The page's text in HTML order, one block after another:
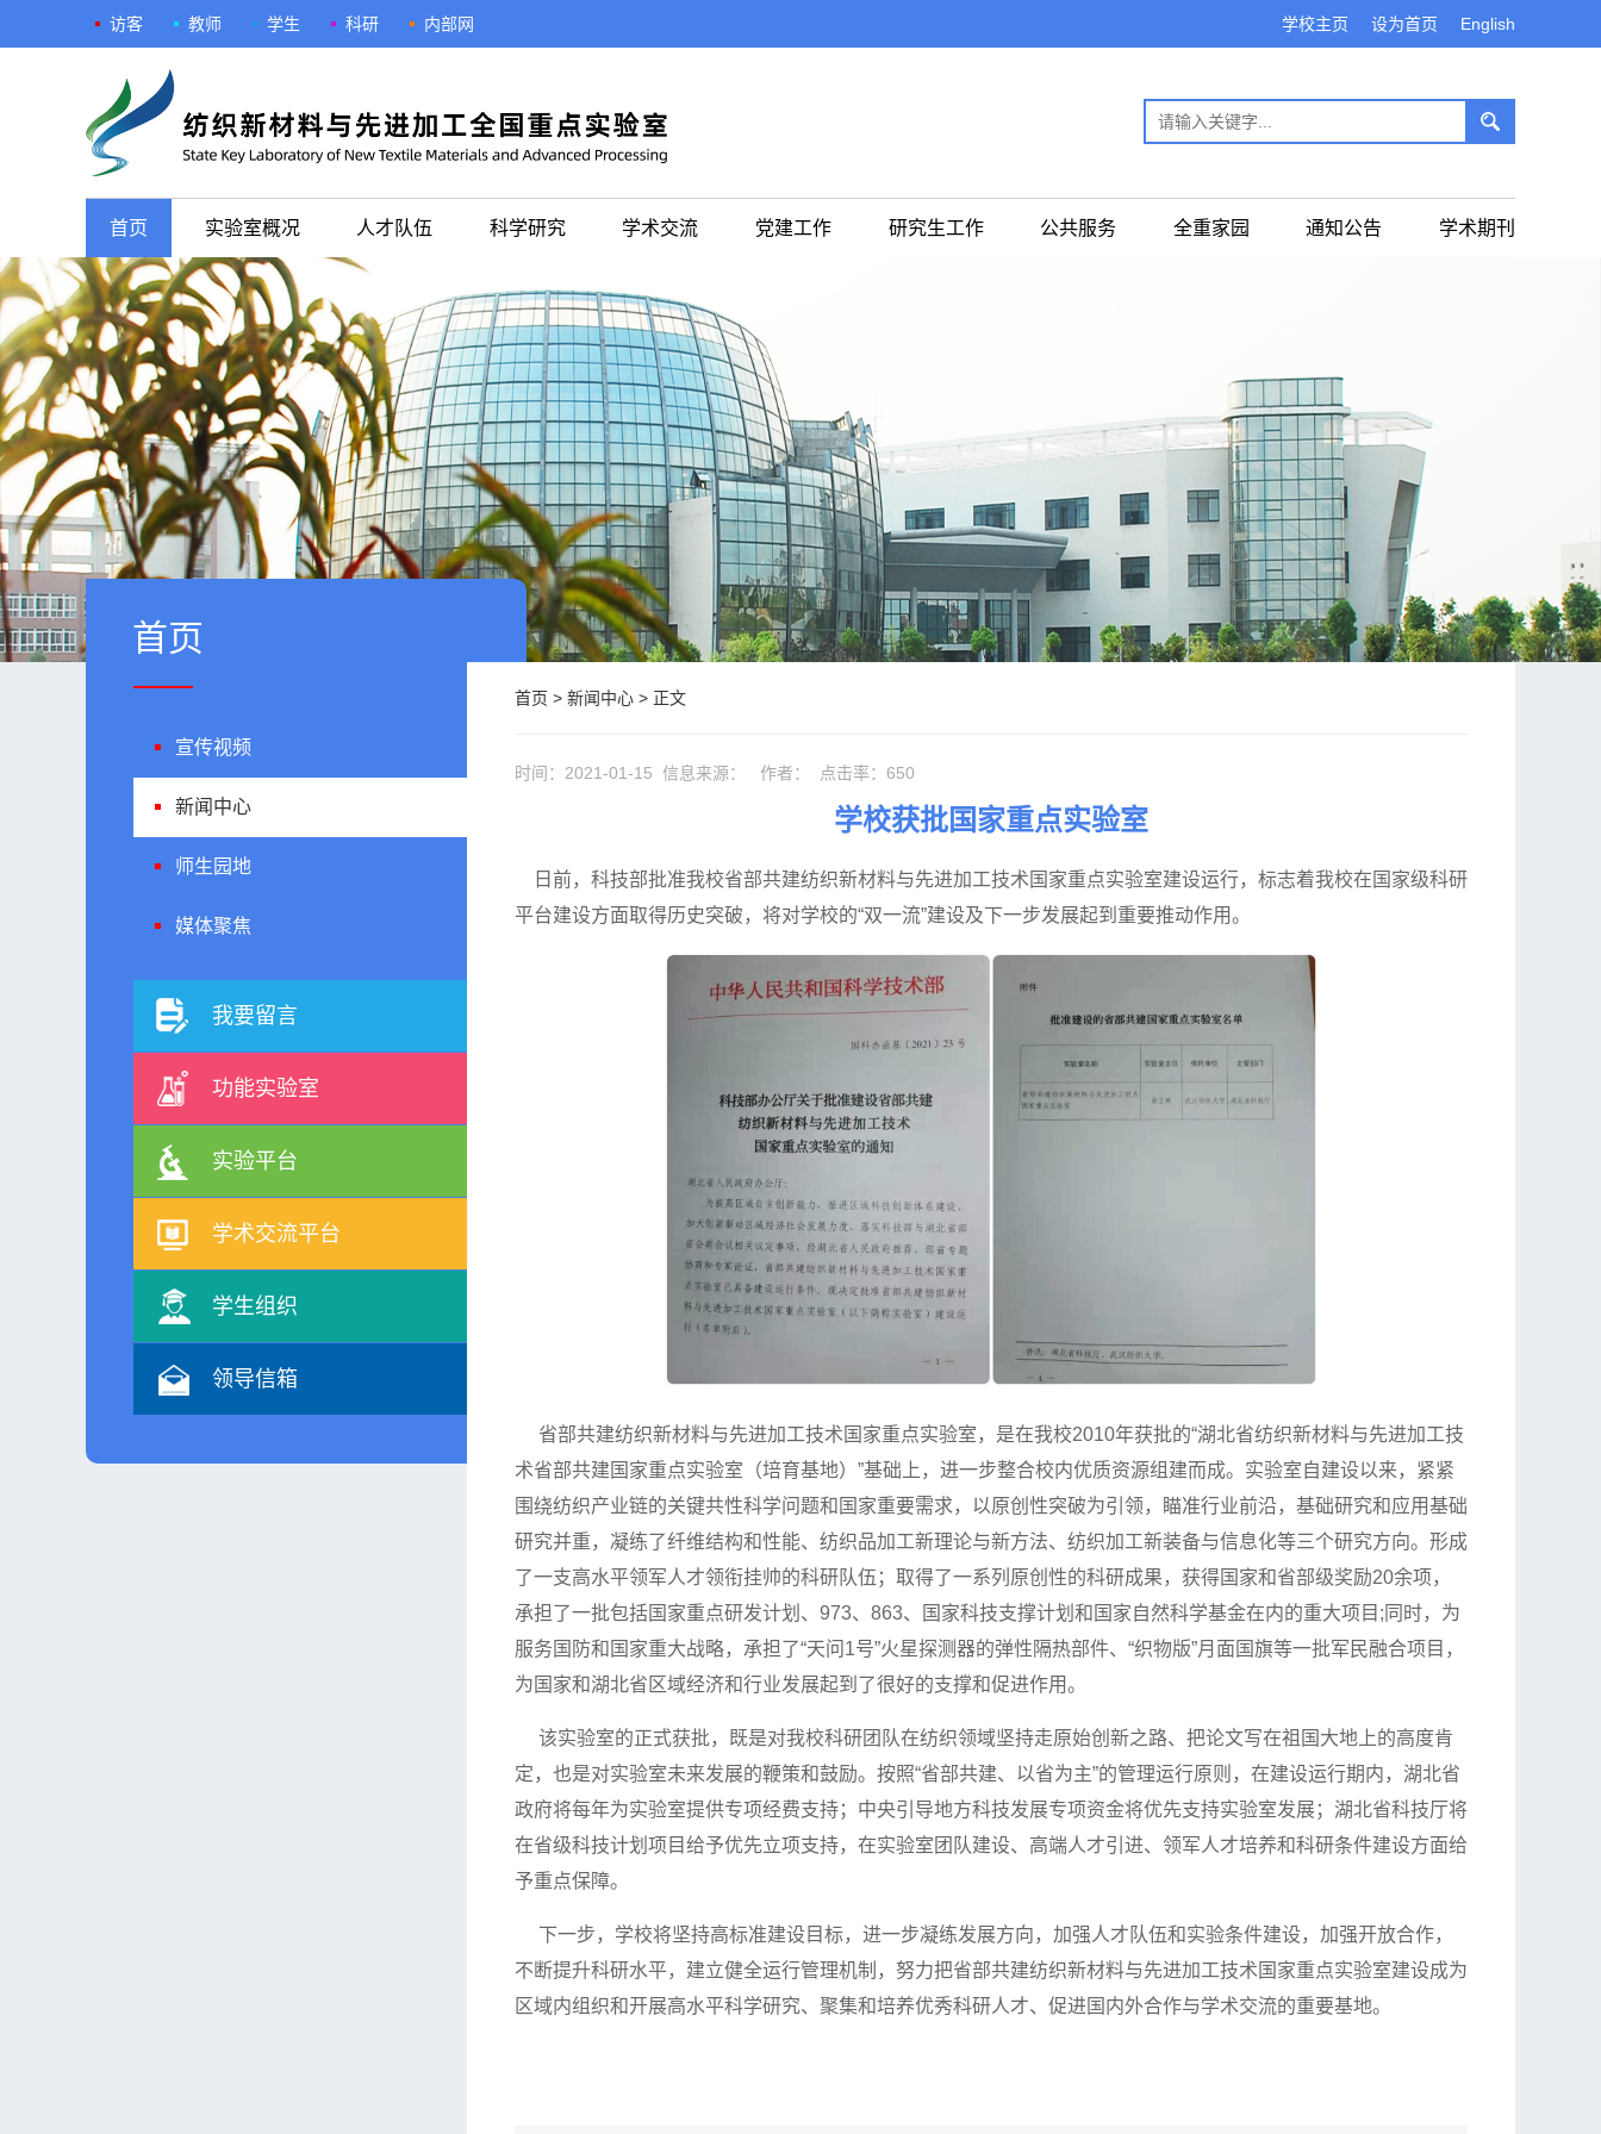
访客 教师 学生 科研 内部网 学校主页 设为首页 English
首页 实验室概况 人才队伍 科学研究 学术交流 党建工作 研究生工作 公共服务 全重家园 通知公告 学术期刊
首页
宣传视频
新闻中心
师生园地
媒体聚焦
我要留言
功能实验室
实验平台
学术交流平台
学生组织
领导信箱
首页 > 新闻中心 > 正文
时间：2021-01-15 信息来源： 作者： 点击率： 650
学校获批国家重点实验室
日前，科技部批准我校省部共建纺织新材料与先进加工技术国家重点实验室建设运行，标志着我校在国家级科研
平台建设方面取得历史突破，将对学校的“双一流”建设及下一步发展起到重要推动作用。
省部共建纺织新材料与先进加工技术国家重点实验室，是在我校2010年获批的“湖北省纺织新材料与先进加工技
术省部共建国家重点实验室（培育基地）”基础上，进一步整合校内优质资源组建而成。实验室自建设以来，紧紧
围绕纺织产业链的关键共性科学问题和国家重要需求，以原创性突破为引领，瞄准行业前沿，基础研究和应用基础
研究并重，凝练了纤维结构和性能、纺织品加工新理论与新方法、纺织加工新装备与信息化等三个研究方向。形成
了一支高水平领军人才领衔挂帅的科研队伍；取得了一系列原创性的科研成果，获得国家和省部级奖励20余项，
承担了一批包括国家重点研发计划、973、863、国家科技支撑计划和国家自然科学基金在内的重大项目;同时，为
服务国防和国家重大战略，承担了“天问1号”火星探测器的弹性隔热部件、“织物版”月面国旗等一批军民融合项目，
为国家和湖北省区域经济和行业发展起到了很好的支撑和促进作用。
该实验室的正式获批，既是对我校科研团队在纺织领域坚持走原始创新之路、把论文写在祖国大地上的高度肯
定，也是对实验室未来发展的鞭策和鼓励。按照“省部共建、以省为主”的管理运行原则，在建设运行期内，湖北省
政府将每年为实验室提供专项经费支持；中央引导地方科技发展专项资金将优先支持实验室发展；湖北省科技厅将
在省级科技计划项目给予优先立项支持，在实验室团队建设、高端人才引进、领军人才培养和科研条件建设方面给
予重点保障。
下一步，学校将坚持高标准建设目标，进一步凝练发展方向，加强人才队伍和实验条件建设，加强开放合作，
不断提升科研水平，建立健全运行管理机制，努力把省部共建纺织新材料与先进加工技术国家重点实验室建设成为
区域内组织和开展高水平科学研究、聚集和培养优秀科研人才、促进国内外合作与学术交流的重要基地。